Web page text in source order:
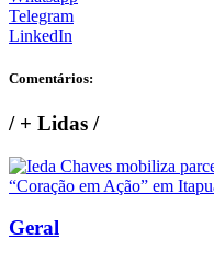
Telegram
LinkedIn
Comentários:
/+ Lidas /
Geral